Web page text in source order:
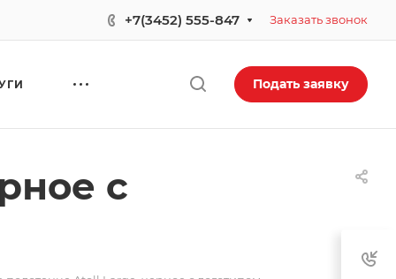
+7(3452) 555-847 Заказать звонок
Подать заявку
с